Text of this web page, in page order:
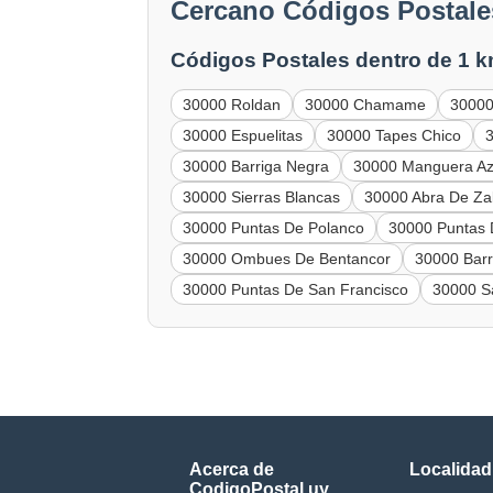
Cercano Códigos
Códigos Postales dentro de 1
30000 Roldan 30000 Chamame
30000 Espuelitas
30000 Tapes Chico
30000 Barriga Negra
30000 Manguera
30000 Sierras Blancas
30000 Abra De
30000 Puntas De Polanco
30000 Puntas
30000 Ombues De Bentancor
30000
30000 Puntas De San Francisco
30000
Acerca de
CodigoPostal.uy